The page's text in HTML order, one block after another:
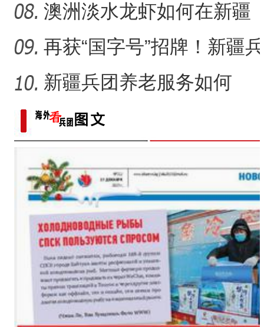
道怎样成为丝绸之路的要
道
澳洲淡水龙虾如何在新疆
沙漠地区“安家”？
再获“国字号”招牌！新疆兵
团这里“夜经济”为何
新疆兵团养老服务如何
从“基本养老”迈向“品质养